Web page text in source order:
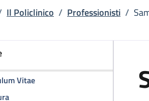
di pane
Il Policlinico / Professionisti /
Vitaedella pagina Samanta Ciliberti
della pagina Samanta Ciliberti